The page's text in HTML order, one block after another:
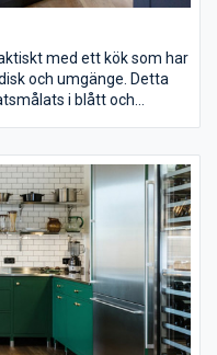
med ett kök som har
och umgänge. Detta
i blått och
öppnas och beslagen
känslan.